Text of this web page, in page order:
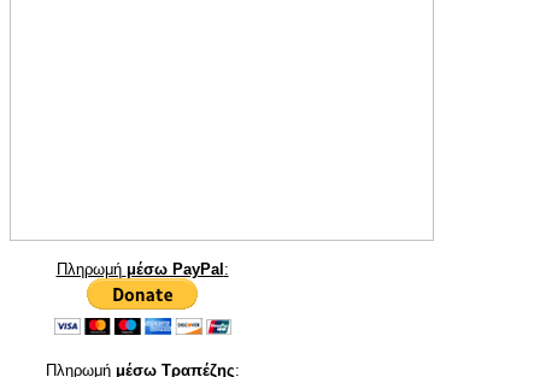
Πληρωμή μέσω PayPal:
Πληρωμή μέσω Τραπέζης: